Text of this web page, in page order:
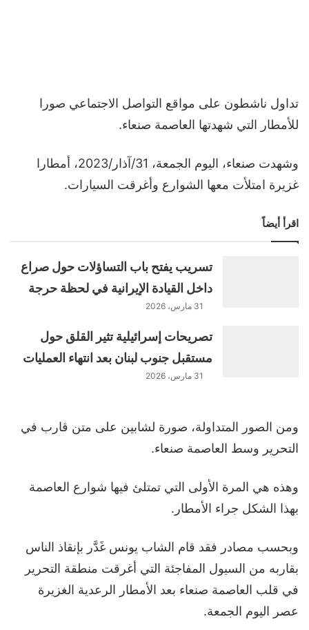
تداول ناشطون على مواقع التواصل الاجتماعي صورا
للأمطار التي شهدتها العاصمة صنعاء.
وشهدت صنعاء، اليوم الجمعة، 31/آذار/2023، أمطارا
غزيرة امتلأت معها الشوارع وأغرقت السيارات.
اقرأ أيضاً
تسريب يفتح باب التساؤلات حول صراع
داخل القيادة الإيرانية في لحظة حرجة
31 مارس، 2026
تصريحات إسرائيلية تثير القلق حول
مستقبل جنوب لبنان بعد انتهاء العمليات
31 مارس، 2026
ومن الصور المتداولة، صورة لشابين على متن قارب في
التحرير وسط العاصمة صنعاء.
وهذه هي المرة الأولى التي تمتلئ فيها شوارع العاصمة
بهذا الشكل جراء الأمطار.
وبحسب مصادر فقد قام الشاب يونس غَدَّر بإنقاذ الناس
بقاربه من السيول المفاجئة التي أغرقت منطقة التحرير
في قلب العاصمة صنعاء بعد الأمطار الرعدية الغزيرة
عصر اليوم الجمعة.